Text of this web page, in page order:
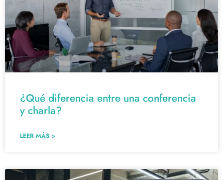
¿Qué diferencia entre una conferencia
y charla?
LEER MÁS »